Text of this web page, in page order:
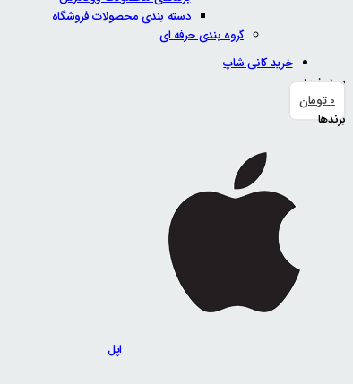
دسته بندی محصولات فروشگاه
گروه بندی حرفه ای
خرید کانی شاپ
سبد خرید
0تومان
برندها
اپل